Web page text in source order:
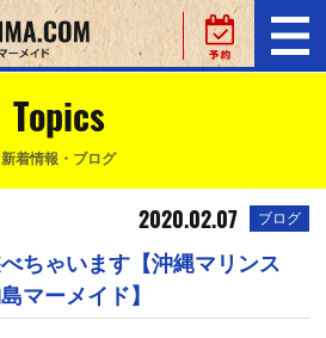
Topics
新着情報・ブログ
2020.02.07 ブログ
ちゃいます【沖縄マリンス
マーメイド】